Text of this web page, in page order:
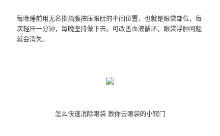
每晚睡前用无名指指腹按压眼肚的中间位置，也就是眼袋部位，每
次轻压一分钟，每晚坚持做下去。可改善血液循环，眼袋浮肿问题
就会消失。
怎么快速消除眼袋 教你去眼袋的小窍门